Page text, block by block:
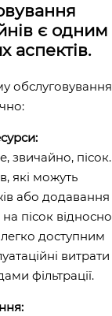
є одним
аспектів.
обслуговування
звичайно, пісок.
які можуть
або додавання
пісок відносно
доступним
витрати
фільтрації.